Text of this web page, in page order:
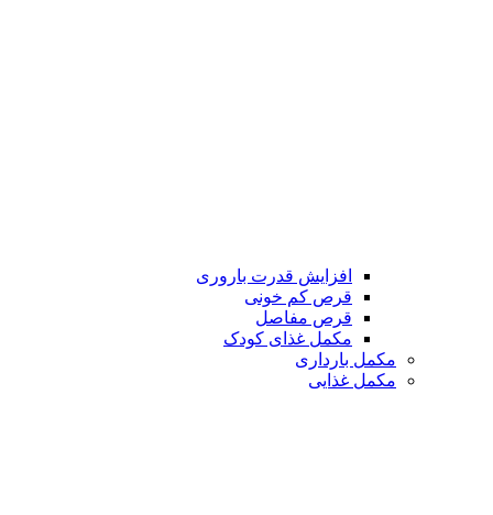
افزایش قدرت باروری
قرص کم خونی
قرص مفاصل
مکمل غذای کودک
مکمل بارداری
مکمل غذایی